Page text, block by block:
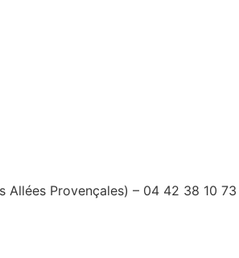
Allées Provençales) – 04 42 38 10 73